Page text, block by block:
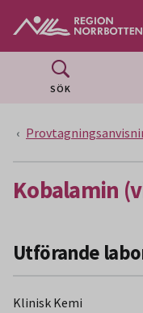
SÖK
Kobalamin
Utförande
Klinisk Kemi